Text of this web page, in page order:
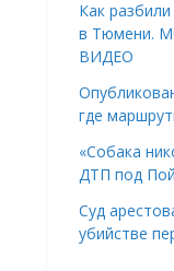
Как
в Тюмени.
ВИДЕО
где
«Собака
ДТП под
Суд
убийстве